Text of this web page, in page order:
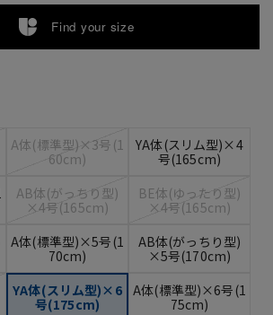
Find your size
A体(標準型)×3号(1
60cm)
YA体(スリム型)×4
号(165cm)
AB体(がっちり型)
×4号(165cm)
BE体(ゆったり型)
×4号(165cm)
A体(標準型)×5号(1
70cm)
AB体(がっちり型)
×5号(170cm)
YA体(スリム型)×6
号(175cm)
A体(標準型)×6号(1
75cm)